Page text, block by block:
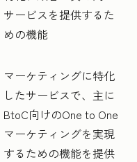
サービスを提供するた
めの機能
マーケティングに特化
したサービスで、主に
BtoC向けのOne to One
マーケティングを実現
するための機能を提供